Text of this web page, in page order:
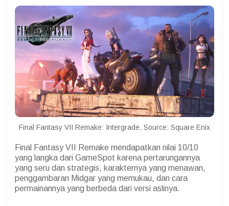
Final Fantasy VII Remake: Intergrade. Source: Square Enix
Final Fantasy VII Remake mendapatkan nilai 10/10
yang langka dari GameSpot karena pertarungannya
yang seru dan strategis, karakternya yang menawan,
penggambaran Midgar yang memukau, dan cara
permainannya yang berbeda dari versi aslinya.